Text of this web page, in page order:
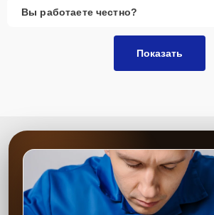
Вы работаете честно?
Показать